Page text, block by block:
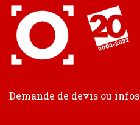
Demande de devis ou infos